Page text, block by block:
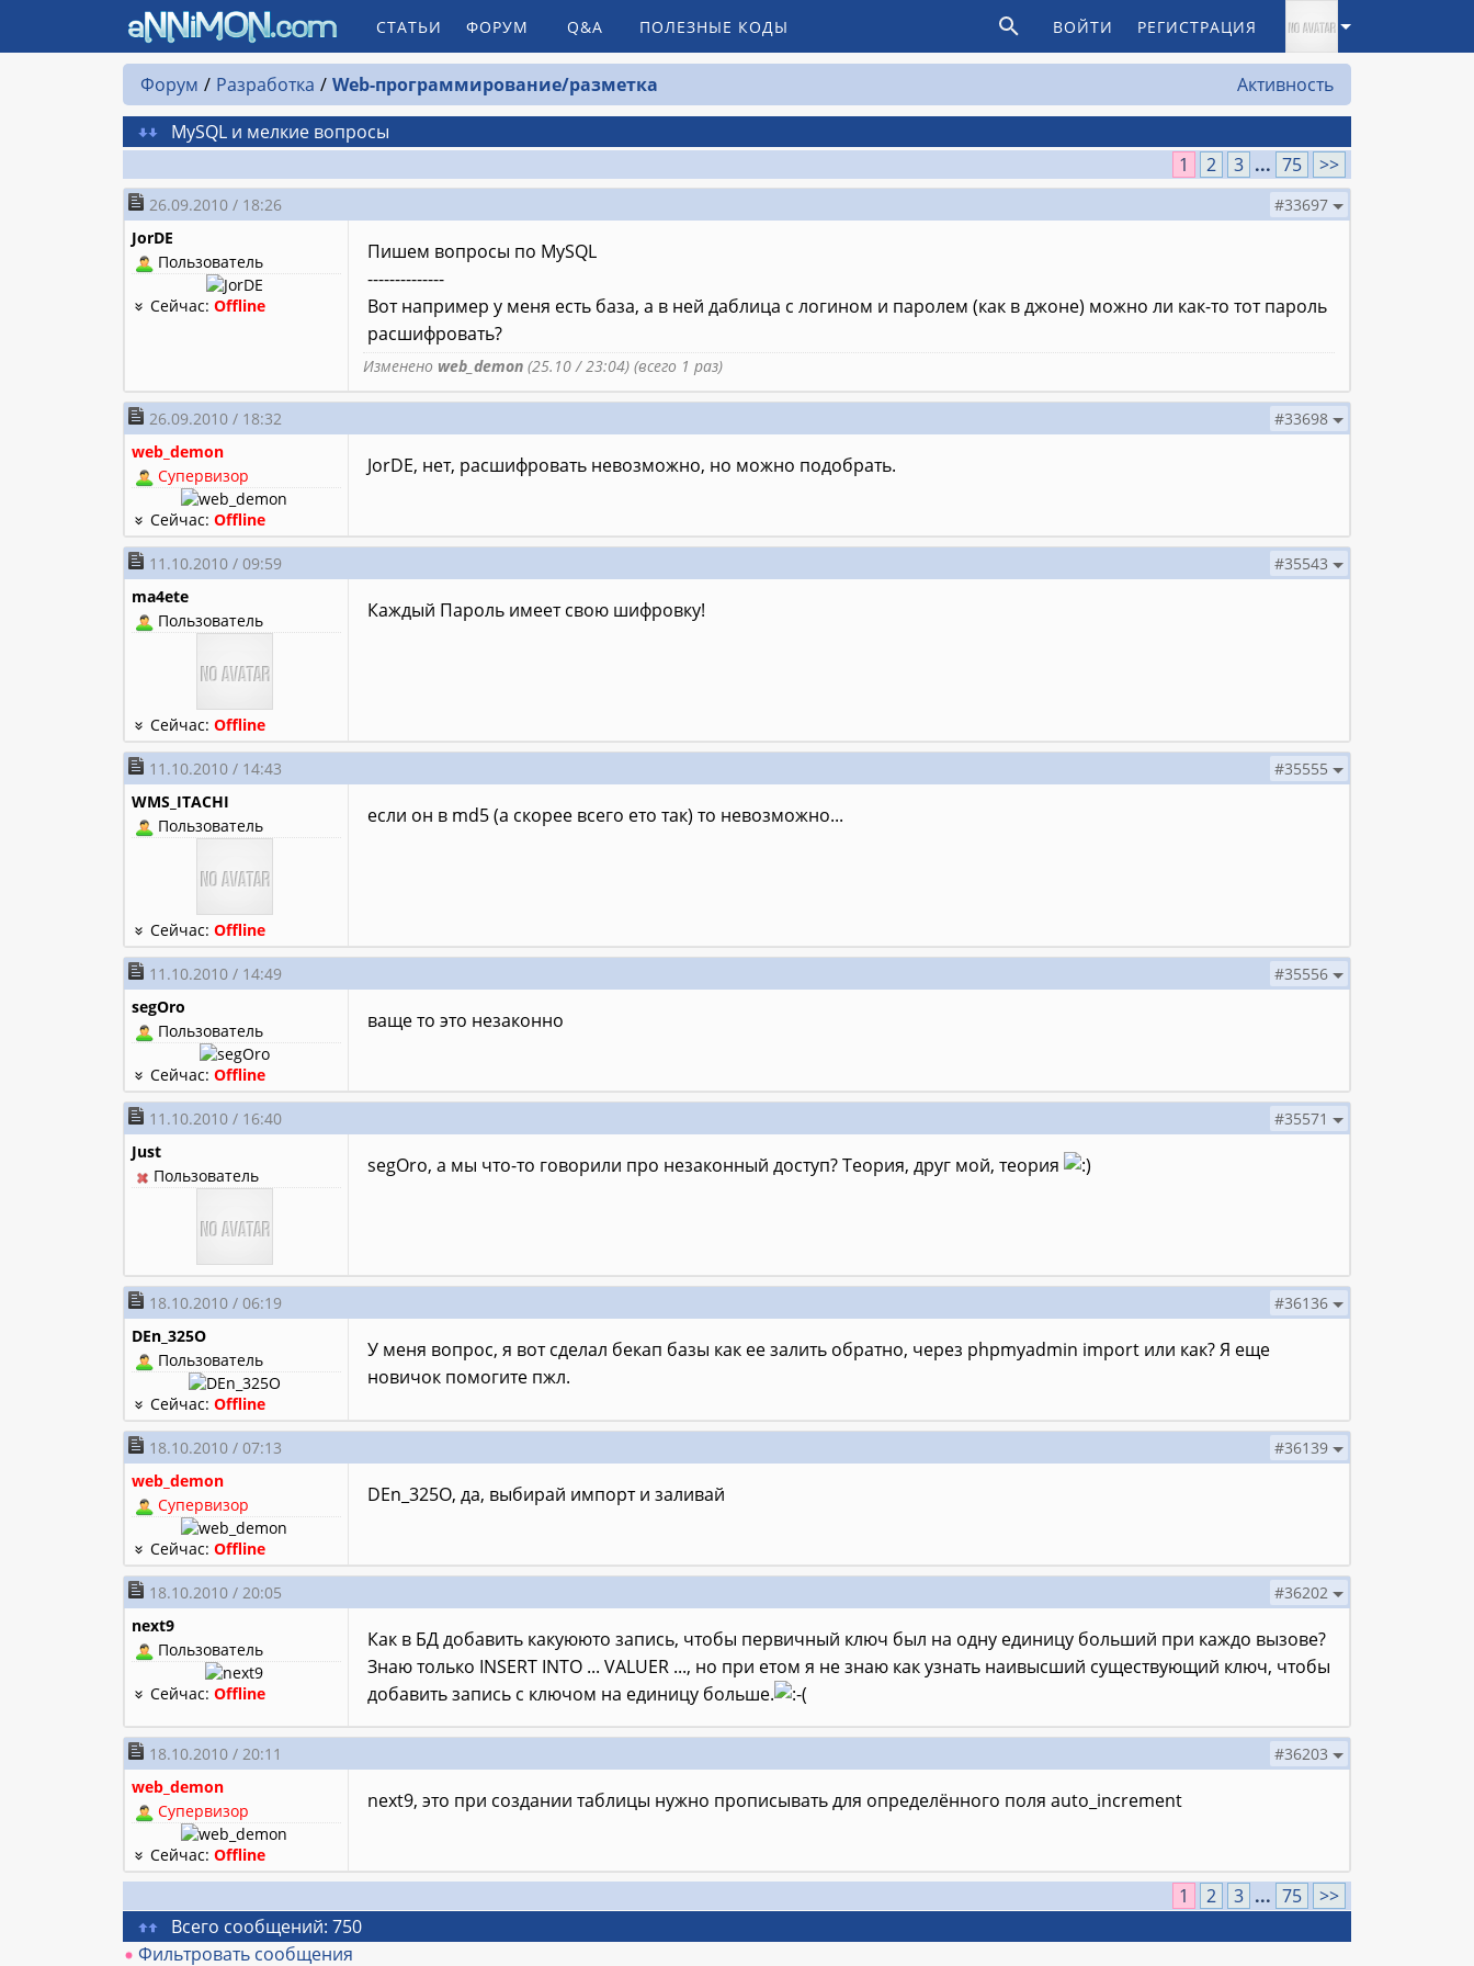
СТАТЬИ ФОРУМ Q&A ПОЛЕЗНЫЕ КОДЫ ВОЙТИ РЕГИСТРАЦИЯ
Форум Разработка Web-программирование/разметка
Активность
MySQL и мелкие вопросы
1
2 3 ... 75 >>
26.09.2010 / 18:26
#33697
JorDE
Пользователь
Сейчас:Offline
Пишем вопросы по MySQL
--------------
Вот например у меня есть база, а в ней даблица с логином и паролем (как в джоне) можно ли как-то тот пароль
расшифровать?
Изменено web_demon(25.10 / 23:04) (всего 1 раз)
26.09.2010 / 18:32
#33698
web_demon
Супервизор
Сейчас:Offline
JorDE, нет, расшифровать невозможно, но можно подобрать.
11.10.2010 / 09:59
#35543
ma4ete
Пользователь
Сейчас:Offline
Каждый Пароль имеет свою шифровку!
11.10.2010 / 14:43
#35555
WMS_ITACHI
Пользователь
Сейчас:Offline
если он в md5 (а скорее всего ето так) то невозможно...
11.10.2010 / 14:49
#35556
segOro
Пользователь
Сейчас:Offline
ваще то это незаконно
11.10.2010 / 16:40
#35571
Just
Пользователь
segOro, а мы что-то говорили про незаконный доступ? Теория, друг мой, теория
18.10.2010 / 06:19
#36136
DEn_325O
Пользователь
Сейчас:Offline
У меня вопрос, я вот сделал бекап базы как ее залить обратно, через phpmyadmin import или как? Я еще
новичок помогите пжл.
18.10.2010 / 07:13
#36139
web_demon
Супервизор
Сейчас:Offline
DEn_325O, да, выбирай импорт и заливай
18.10.2010 / 20:05
#36202
next9
Пользователь
Сейчас:Offline
Как в БД добавить какуююто запись, чтобы первичный ключ был на одну единицу больший при каждо вызове?
Знаю только INSERT INTO ... VALUER ..., но при етом я не знаю как узнать наивысший существующий ключ, чтобы
добавить запись с ключом на единицу больше.
18.10.2010 / 20:11
#36203
web_demon
Супервизор
Сейчас:Offline
next9, это при создании таблицы нужно прописывать для определённого поля auto_increment
1 2 3 ... 75
>>
Всего сообщений: 750
Фильтровать сообщения